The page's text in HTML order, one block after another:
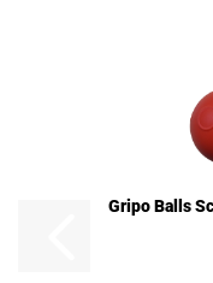
Gripo Balls